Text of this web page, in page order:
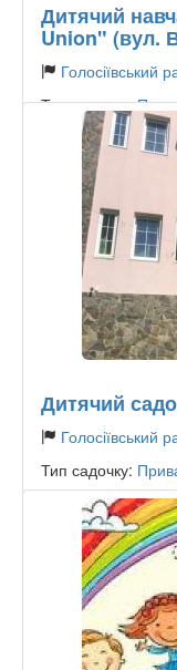
Дитячий
Union" (вул.
Голосіївський
Тип садочку:
Дитячий
Голосіївський
Тип садочку: